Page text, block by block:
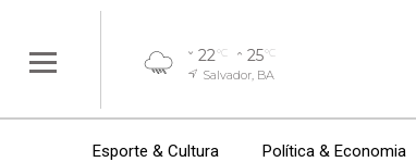
22°C 25°C
Salvador, BA
Esporte & Cultura Política & Economia